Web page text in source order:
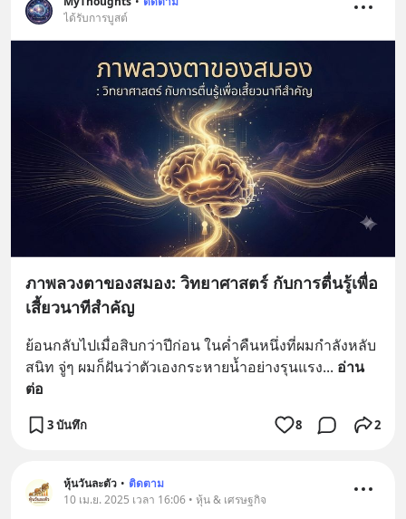
ได้รับการบูสต์
ภาพลวงตาของสมอง: วิทยาศาสตร์ กับการตื่นรู้เพื่อ
เสี้ยวนาทีสำคัญ
ย้อนกลับไปเมื่อสิบกว่าปีก่อน ในค่ำคืนหนึ่งที่ผมกำลังหลับ
สนิท จู่ๆ ผมก็ฝันว่าตัวเองกระหายน้ำอย่างรุนแรง... อ่าน
ต่อ
3 บันทึก 8 2
หุ้นวันละตัว • ติดตาม
10 เม.ย. 2025 เวลา 16:06 • หุ้น & เศรษฐกิจ